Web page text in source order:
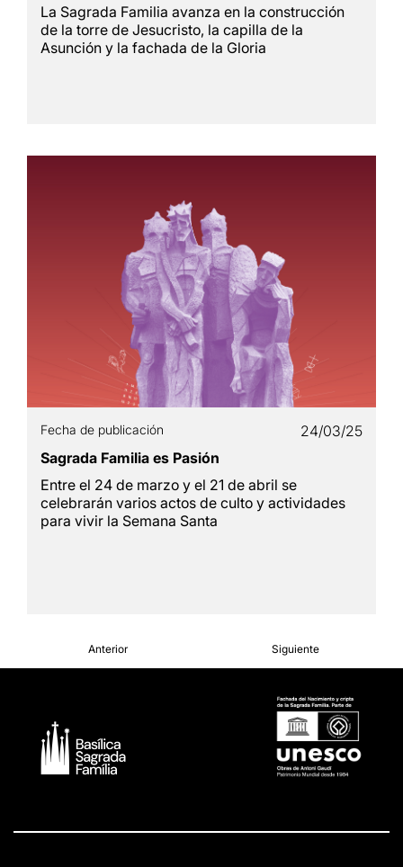
La Sagrada Familia avanza en la construcción
de la torre de Jesucristo, la capilla de la
Asunción y la fachada de la Gloria
Fecha de publicación
24/03/25
Sagrada Familia es Pasión
Entre el 24 de marzo y el 21 de abril se
celebrarán varios actos de culto y actividades
para vivir la Semana Santa
Anterior Siguiente